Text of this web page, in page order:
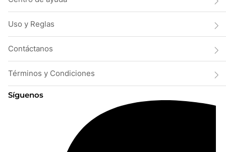
Uso y Reglas
Contáctanos
Términos y Condiciones
Síguenos